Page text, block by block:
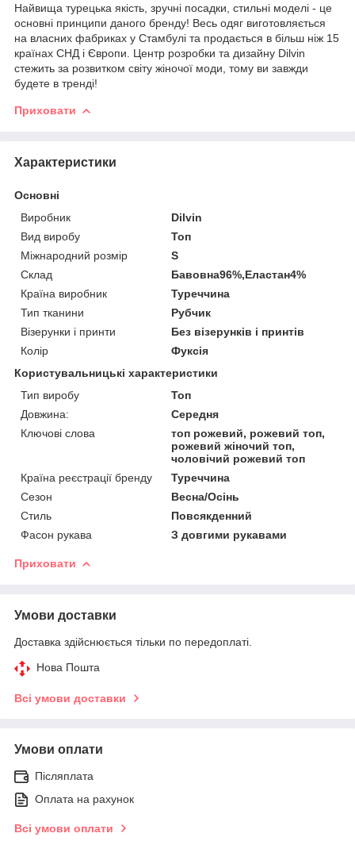
Найвища турецька якість, зручні посадки, стильні моделі - це
основні принципи даного бренду! Весь одяг виготовляється
на власних фабриках у Стамбулі та продається в більш ніж 15
країнах СНД і Європи. Центр розробки та дизайну Dilvin
стежить за розвитком світу жіночої моди, тому ви завжди
будете в тренді!
Приховати
Характеристики
Основні
Виробник
Dilvin
Вид виробу
Топ
Міжнародний розмір
S
Склад
Бавовна96%,Еластан4%
Країна виробник
Туреччина
Тип тканини
Рубчик
Візерунки і принти
Без візерунків і принтів
Колір
Фуксія
Користувальницькі характеристики
Тип виробу
Топ
Довжина:
Середня
Ключові слова
топ рожевий, рожевий топ,
рожевий жіночий топ,
чоловічий рожевий топ
Країна реєстрації бренду
Туреччина
Сезон
Весна/Осінь
Стиль
Повсякденний
Фасон рукава
З довгими рукавами
Приховати
Умови доставки
Доставка здійснюється тільки по передоплаті.
Нова Пошта
Всі умови доставки
Умови оплати
Післяплата
Оплата на рахунок
Всі умови оплати